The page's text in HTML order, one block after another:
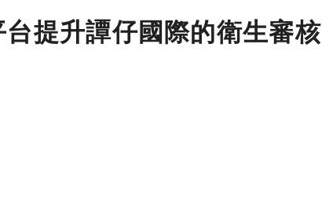
提升譚仔國際的衛生審核